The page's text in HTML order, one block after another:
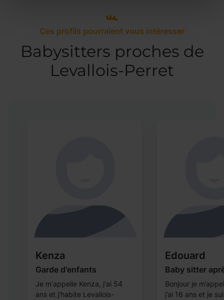
Ces profils pourraient vous intéresser
Babysitters proches de
Levallois-Perret
Kenza
Garde d'enfants
Je m'appelle Kenza, j'ai 54
ans et j'habite Levallois-
Edouard
Baby sitter
Bonjour je
j’ai 16 ans et je